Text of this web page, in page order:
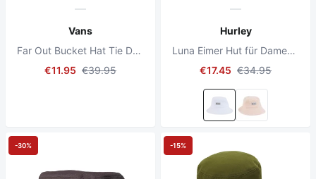
Vans
Far Out Bucket Hat Tie Dye Orchid
€11.95 €39.95
Hurley
Luna Eimer Hut für Damen Weiß
€17.45 €34.95
-30% -15%